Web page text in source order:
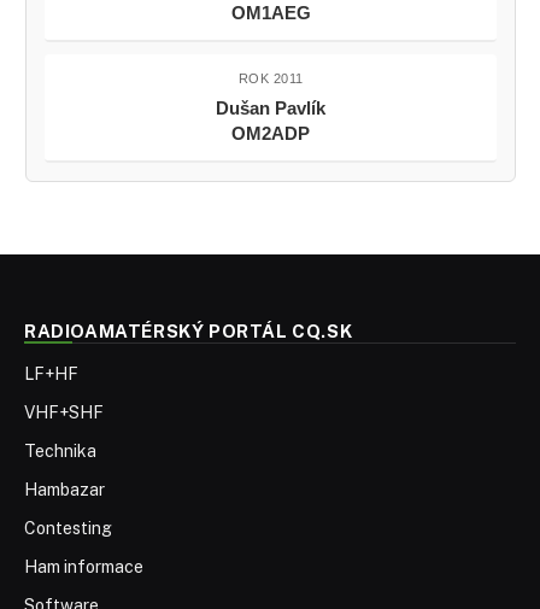
OM1AEG
ROK 2011
Dušan Pavlík
OM2ADP
RADIOAMATÉRSKÝ PORTÁL CQ.SK
LF+HF
VHF+SHF
Technika
Hambazar
Contesting
Ham informace
Software